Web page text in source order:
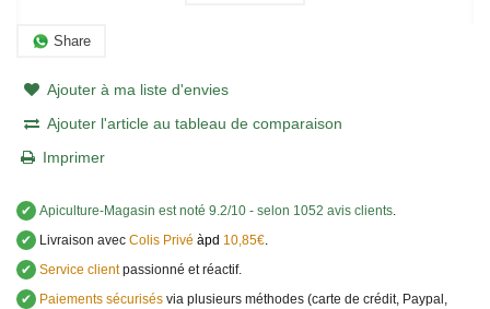
Share
Ajouter à ma liste d'envies
Ajouter l'article au tableau de comparaison
Imprimer
✔ Apiculture-Magasin est noté 9.2/10 - selon 1052 avis clients.
✔
Livraison avec Colis Privé àpd 10,85€.
✔ Service clientpassionné et réactif.
✔
Paiements sécurisés via plusieurs méthodes (carte de crédit, Paypal,